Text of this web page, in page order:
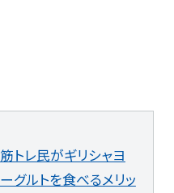
筋トレ民がギリシャヨ
ーグルトを食べるメリッ